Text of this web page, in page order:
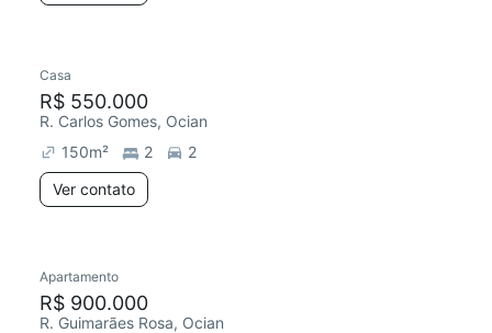
Casa
R$ 550.000
R. Carlos Gomes, Ocian
150m² 2
2
Ver contato
Apartamento
R$ 900.000
R. Guimarães Rosa, Ocian